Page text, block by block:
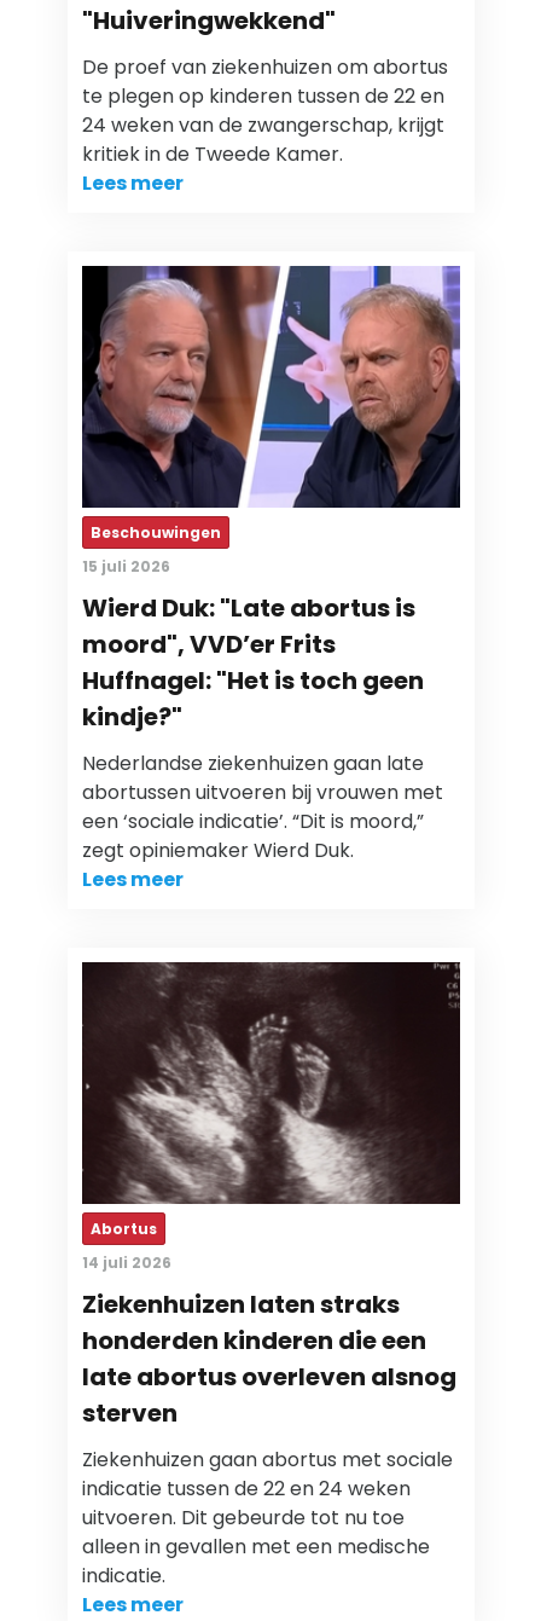
"Huiveringwekkend"
De proef van ziekenhuizen om abortus
te plegen op kinderen tussen de 22 en
24 weken van de zwangerschap, krijgt
kritiek in de Tweede Kamer.
Lees meer
Beschouwingen
15 juli 2026
Wierd Duk: "Late abortus is
moord", VVD’er Frits
Huffnagel: "Het is toch geen
kindje?"
Nederlandse ziekenhuizen gaan late
abortussen uitvoeren bij vrouwen met
een ‘sociale indicatie’. “Dit is moord,”
zegt opiniemaker Wierd Duk.
Lees meer
Abortus
14 juli 2026
Ziekenhuizen laten straks
honderden kinderen die een
late abortus overleven alsnog
sterven
Ziekenhuizen gaan abortus met sociale
indicatie tussen de 22 en 24 weken
uitvoeren. Dit gebeurde tot nu toe
alleen in gevallen met een medische
indicatie.
Lees meer